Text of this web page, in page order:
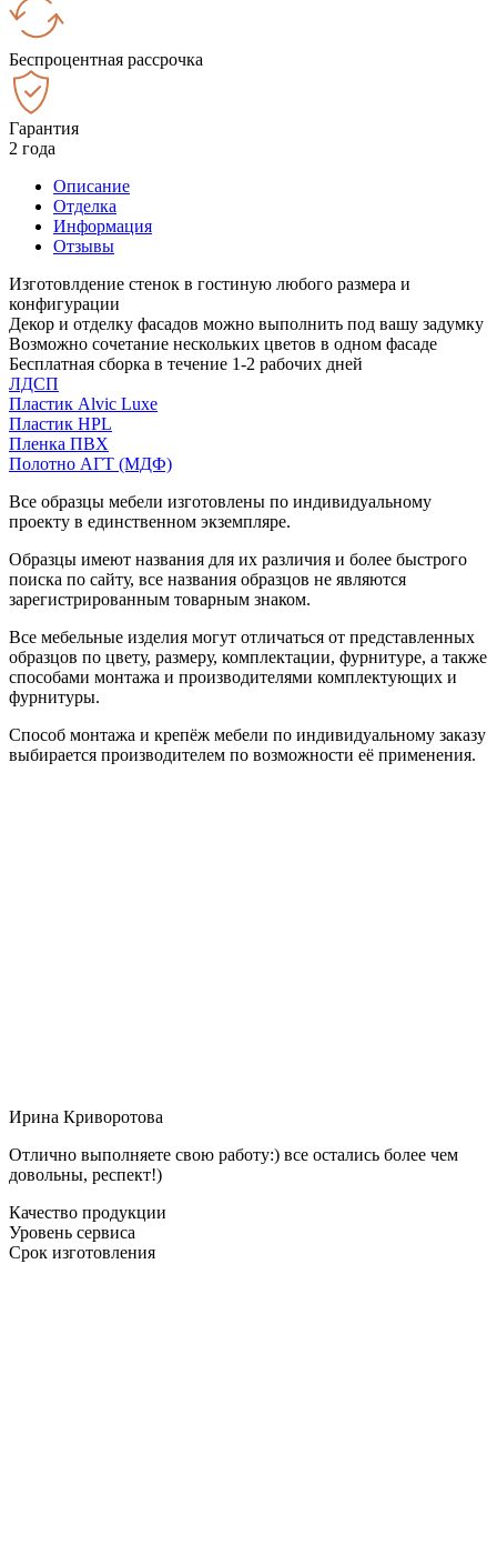
Беспроцентная рассрочка
Гарантия
2 года
Описание
Отделка
Информация
Отзывы
Изготовлдение стенок в гостиную любого размера и
конфигурации
Декор и отделку фасадов можно выполнить под вашу задумку
Возможно сочетание нескольких цветов в одном фасаде
Бесплатная сборка в течение 1-2 рабочих дней
ЛДСП
Пластик Alvic Luxe
Пластик HPL
Пленка ПВХ
Полотно АГТ (МДФ)
Все образцы мебели изготовлены по индивидуальному
проекту в единственном экземпляре.
Образцы имеют названия для их различия и более быстрого
поиска по сайту, все названия образцов не являются
зарегистрированным товарным знаком.
Все мебельные изделия могут отличаться от представленных
образцов по цвету, размеру, комплектации, фурнитуре, а также
способами монтажа и производителями комплектующих и
фурнитуры.
Способ монтажа и крепёж мебели по индивидуальному заказу
выбирается производителем по возможности её применения.
Ирина Криворотова
Отлично выполняете свою работу:) все остались более чем
довольны, респект!)
Качество продукции
Уровень сервиса
Срок изготовления